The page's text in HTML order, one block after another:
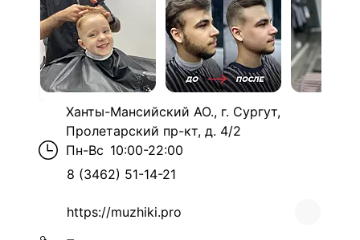
Ханты-Мансийский АО., г. Сургут,
Пролетарский пр-кт, д. 4/2
Пн-Вс 10:00-22:00
8 (3462) 51-14-21
https://muzhiki.pro